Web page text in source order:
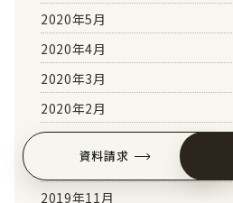
2020年5月
2020年4月
2020年3月
2020年2月
2020年1月
2019年11月
資料請求